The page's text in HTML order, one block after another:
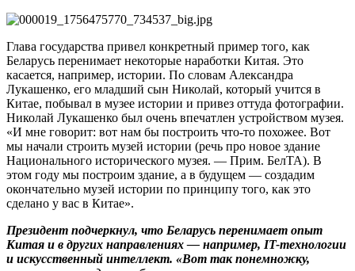
Глава государства привел конкретный пример того, как
Беларусь перенимает некоторые наработки Китая. Это
касается, например, истории. По словам Александра
Лукашенко, его младший сын Николай, который учится в
Китае, побывал в музее истории и привез оттуда фотографии.
Николай Лукашенко был очень впечатлен устройством музея.
«И мне говорит: вот нам бы построить что-то похожее. Вот
мы начали строить музей истории (речь про новое здание
Национального исторического музея. — Прим. БелТА). В
этом году мы построим здание, а в будущем — создадим
окончательно музей истории по принципу того, как это
сделано у вас в Китае».
Президент подчеркнул, что Беларусь перенимает опыт
Китая и в других направлениях — например, IT-технологии
и искусственный интеллект. «Вот так понемножку,